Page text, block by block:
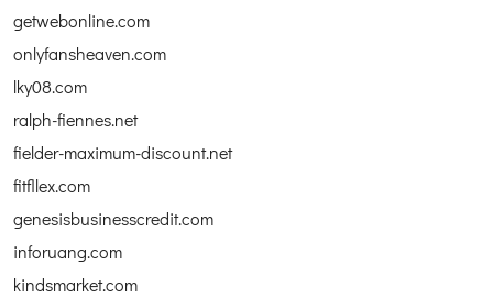
getwebonline.com
onlyfansheaven.com
lky08.com
ralph-fiennes.net
fielder-maximum-discount.net
fitfllex.com
genesisbusinesscredit.com
inforuang.com
kindsmarket.com